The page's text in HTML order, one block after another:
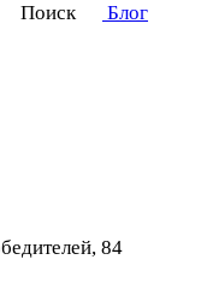
Поиск
Блог
84